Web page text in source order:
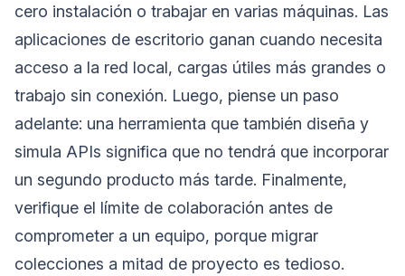
cero instalación o trabajar en varias máquinas. Las
aplicaciones de escritorio ganan cuando necesita
acceso a la red local, cargas útiles más grandes o
trabajo sin conexión. Luego, piense un paso
adelante: una herramienta que también diseña y
simula APIs significa que no tendrá que incorporar
un segundo producto más tarde. Finalmente,
verifique el límite de colaboración antes de
comprometer a un equipo, porque migrar
colecciones a mitad de proyecto es tedioso.